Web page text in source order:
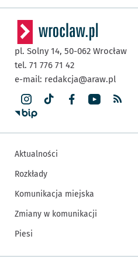
pl. Solny 14, 50-062 Wrocław
tel. 71 776 71 42
e-mail: redakcja@araw.pl
Aktualności
Rozkłady
Komunikacja miejska
Zmiany w komunikacji
Piesi